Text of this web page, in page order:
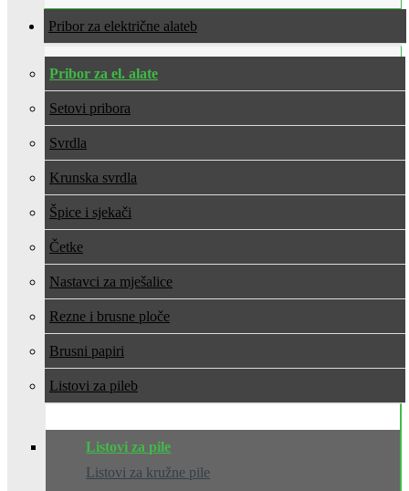
Pribor za električne alate
Pribor za el. alate
Setovi pribora
Svrdla
Krunska svrdla
Špice i sjekači
Četke
Nastavci za mješalice
Rezne i brusne ploče
Brusni papiri
Listovi za pile
Listovi za pile
Listovi za kružne pile